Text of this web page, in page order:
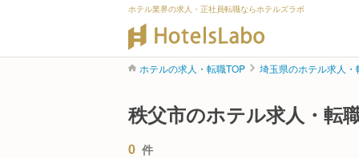
ホテル業界の求人・正社員転職ならホテルズラボ
ホテルの求人・転職TOP 埼玉県のホテル求人・
秩父市のホテル求人・転
0 件